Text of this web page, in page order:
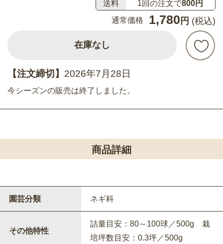
送料 1回の注文で800円
通常価格
1,780 円 (税込)
在庫なし
【注文締切】 2026年7月28日
今シーズンの販売は終了しました。
商品詳細
園芸分類 ネギ科
その他特性
詰量目安：80～100球／500g 栽
培坪数目安：0.3坪／500g